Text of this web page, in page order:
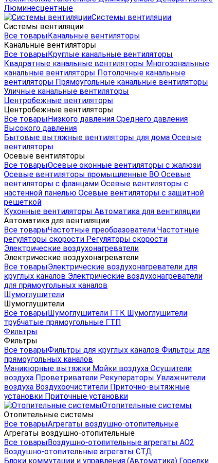
Люминесцентные
Системы вентиляции
Системы вентиляции
Все товарыКанальные вентиляторы
Канальные вентиляторы
Все товарыКруглые канальные вентиляторы
Квадратные канальные вентиляторы Многозональные
канальные вентиляторы Потолочные канальные
вентиляторы Прямоугольные канальные вентиляторы
Уличные канальные вентиляторы
Центробежные вентиляторы
Центробежные вентиляторы
Все товарыНизкого давления Среднего давления
Высокого давления
Бытовые вытяжные вентиляторы для дома Осевые
вентиляторы
Осевые вентиляторы
Все товарыОсевые оконные вентиляторы с жалюзи
Осевые вентиляторы промышленные ВО Осевые
вентиляторы с фланцами Осевые вентиляторы с
настенной панелью Осевые вентиляторы с защитной
решеткой
Кухонные вентиляторы Автоматика для вентиляции
Автоматика для вентиляции
Все товарыЧастотные преобразователи Частотные
регуляторы скорости Регуляторы скорости
Электрические воздухонагреватели
Электрические воздухонагреватели
Все товарыЭлектрические воздухонагреватели для
круглых каналов Электрические воздухонагреватели
для прямоугольных каналов
Шумоглушители
Шумоглушители
Все товарыШумоглушители ГТК Шумоглушители
трубчатые прямоугольные ГТП
Фильтры
Фильтры
Все товарыФильтры для круглых каналов Фильтры для
прямоугольных каналов
Маникюрные вытяжки Мойки воздуха Осушители
воздуха Проветриватели Рекуператоры Увлажнители
воздуха Воздухоочистители Приточно-вытяжные
установки Приточные установки
Отопительные системы
Отопительные системы
Все товарыАгрегаты воздушно-отопительные
Агрегаты воздушно-отопительные
Все товарыВоздушно-отопительные агрегаты АО2
Воздушно-отопительные агрегаты СТД
Блоки коммутации и управления (Автоматика) Горелки